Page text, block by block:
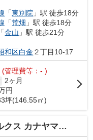
「東別院 」駅 徒歩18分
「荒畑 」駅 徒歩18分
「金山 」駅 徒歩21分
和区白金 ２丁目10-17
(管理費等：- )
2ヶ月
円
坪(146.55㎡)
【 サロン系おすすめ 】